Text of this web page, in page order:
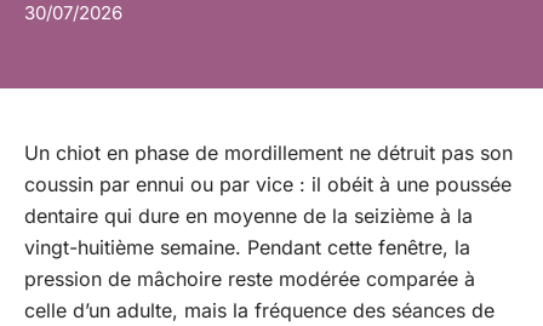
30/07/2026
Un chiot en phase de mordillement ne détruit pas son
coussin par ennui ou par vice : il obéit à une poussée
dentaire qui dure en moyenne de la seizième à la
vingt-huitième semaine. Pendant cette fenêtre, la
pression de mâchoire reste modérée comparée à
celle d’un adulte, mais la fréquence des séances de